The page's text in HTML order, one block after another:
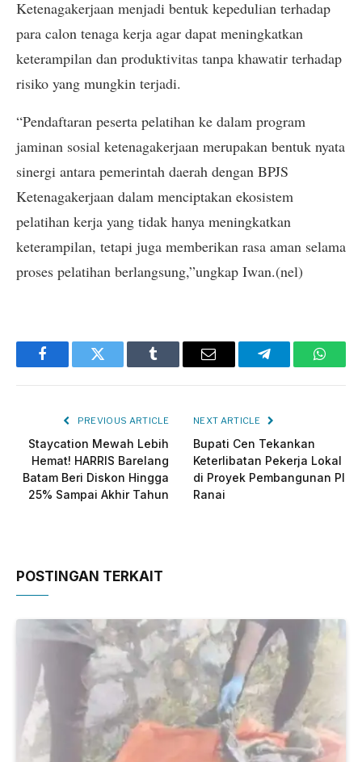
Ketenagakerjaan menjadi bentuk kepedulian terhadap
para calon tenaga kerja agar dapat meningkatkan
keterampilan dan produktivitas tanpa khawatir terhadap
risiko yang mungkin terjadi.
“Pendaftaran peserta pelatihan ke dalam program
jaminan sosial ketenagakerjaan merupakan bentuk nyata
sinergi antara pemerintah daerah dengan BPJS
Ketenagakerjaan dalam menciptakan ekosistem
pelatihan kerja yang tidak hanya meningkatkan
keterampilan, tetapi juga memberikan rasa aman selama
proses pelatihan berlangsung,”ungkap Iwan.(nel)
FacebookTwitter Tumblr Email Telegram
PREVIOUS ARTICLE
Staycation Mewah Lebih
Hemat! HARRIS Barelang
Batam Beri Diskon Hingga
25% Sampai Akhir Tahun
NEXT ARTICLE
Bupati Cen Tekankan
Keterlibatan Pekerja Lokal
di Proyek Pembangunan PI
Ranai
POSTINGAN TERKAIT